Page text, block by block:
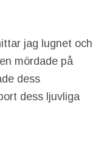
jag lugnet och
mördade på
dess
dess ljuvliga